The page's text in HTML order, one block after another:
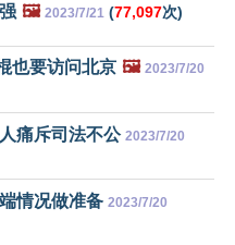
🖼️ 2023/7/21 (77,097次)
也要访问北京 🖼️ 2023/7/20
痛斥司法不公 2023/7/20
情况做准备 2023/7/20